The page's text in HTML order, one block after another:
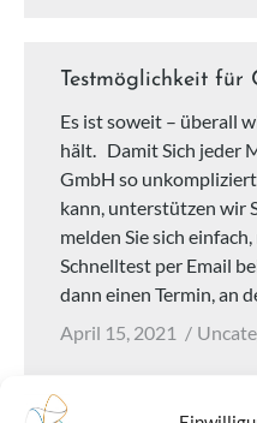
Testmöglichkeit für
Es ist soweit – überall
hält. Damit Sich jeder
GmbH so
kann, unterstützen wir
melden Sie sich
Schnelltest per Email
dann einen Termin, an
April 15, 2021